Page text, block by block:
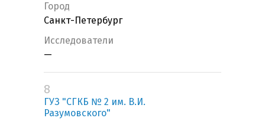
Город
Санкт-Петербург
Исследователи
—
8
ГУЗ "СГКБ № 2 им. В.И.
Разумовского"